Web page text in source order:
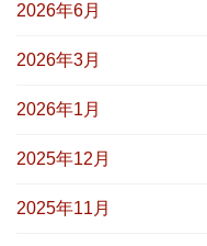
2026年6月
2026年3月
2026年1月
2025年12月
2025年11月